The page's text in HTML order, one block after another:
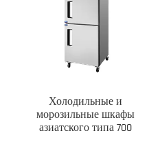
Холодильные и
морозильные шкафы
азиатского типа 700